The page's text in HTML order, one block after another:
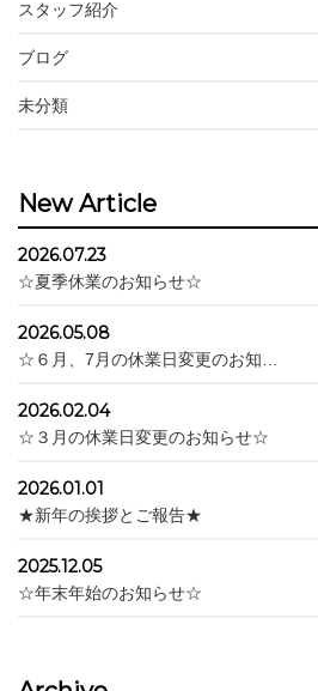
スタッフ紹介
ブログ
未分類
New Article
2026.07.23
☆夏季休業のお知らせ☆
2026.05.08
☆６月、7月の休業日変更のお知…
2026.02.04
☆３月の休業日変更のお知らせ☆
2026.01.01
★新年の挨拶とご報告★
2025.12.05
☆年末年始のお知らせ☆